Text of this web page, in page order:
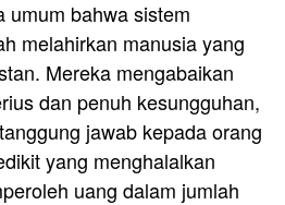
umum bahwa sistem
melahirkan manusia yang
Mereka mengabaikan
dan penuh kesungguhan,
jawab kepada orang
yang menghalalkan
uang dalam jumlah